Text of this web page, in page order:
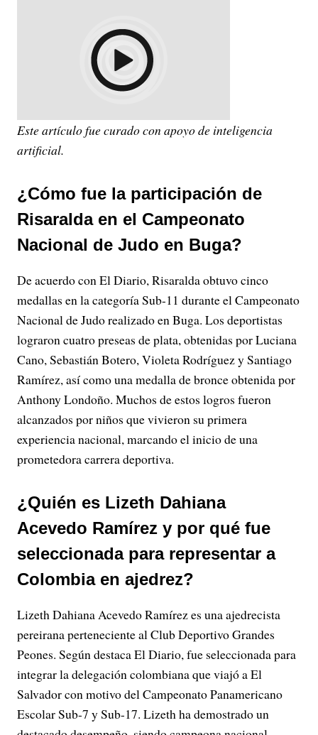
Este artículo fue curado con apoyo de inteligencia
artificial.
¿Cómo fue la participación de
Risaralda en el Campeonato
Nacional de Judo en Buga?
De acuerdo con El Diario, Risaralda obtuvo cinco
medallas en la categoría Sub-11 durante el Campeonato
Nacional de Judo realizado en Buga. Los deportistas
lograron cuatro preseas de plata, obtenidas por Luciana
Cano, Sebastián Botero, Violeta Rodríguez y Santiago
Ramírez, así como una medalla de bronce obtenida por
Anthony Londoño. Muchos de estos logros fueron
alcanzados por niños que vivieron su primera
experiencia nacional, marcando el inicio de una
prometedora carrera deportiva.
¿Quién es Lizeth Dahiana
Acevedo Ramírez y por qué fue
seleccionada para representar a
Colombia en ajedrez?
Lizeth Dahiana Acevedo Ramírez es una ajedrecista
pereirana perteneciente al Club Deportivo Grandes
Peones. Según destaca El Diario, fue seleccionada para
integrar la delegación colombiana que viajó a El
Salvador con motivo del Campeonato Panamericano
Escolar Sub-7 y Sub-17. Lizeth ha demostrado un